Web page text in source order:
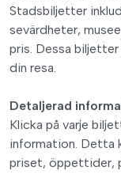
Stadsbiljetter
sevärdheter,
pris. Dessa
din resa.
Detaljerad
Klicka på varje
information. Detta
priset, öppettider,